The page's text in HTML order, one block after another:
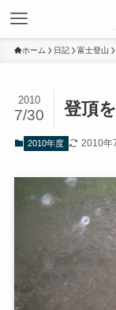
ホーム 日記 富士登山
登頂
2010
7/30
2010年度 2010年